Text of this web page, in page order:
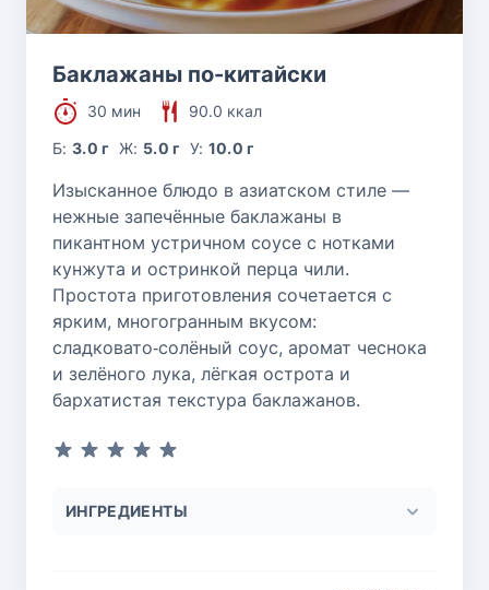
Баклажаны по-китайски
30 мин
90.0 ккал
Б:3.0 г Ж: 5.0 г У: 10.0 г
Изысканное блюдо в азиатском стиле —
нежные запечённые баклажаны в
пикантном устричном соусе с нотками
кунжута и остринкой перца чили.
Простота приготовления сочетается с
ярким, многогранным вкусом:
сладковато‑солёный соус, аромат чеснока
и зелёного лука, лёгкая острота и
бархатистая текстура баклажанов.
ИНГРЕДИЕНТЫ